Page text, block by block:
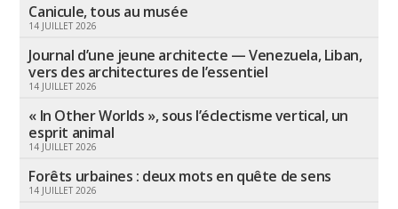
Canicule, tous au musée
14 JUILLET 2026
Journal d’une jeune architecte — Venezuela, Liban,
vers des architectures de l’essentiel
14 JUILLET 2026
« In Other Worlds », sous l’éclectisme vertical, un
esprit animal
14 JUILLET 2026
Forêts urbaines : deux mots en quête de sens
14 JUILLET 2026